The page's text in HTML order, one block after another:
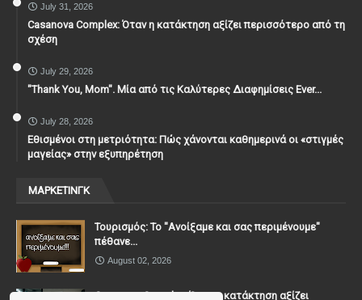
July 31, 2026
Casanova Complex: Όταν η κατάκτηση αξίζει περισσότερο από τη
σχέση
July 29, 2026
"Thank You, Mοm". Μία από τις Καλύτερες Διαφημίσεις Ever...
July 28, 2026
Εθισμένοι στη μετριότητα: Πώς χάνονται καθημερινά οι «στιγμές
μαγείας» στην εξυπηρέτηση
ΜΑΡΚΕΤΙΝΓΚ
Τουρισμός: Το "Ανοίξαμε και σας περιμένουμε"
πέθανε...
August 02, 2026
Casanova Complex: Όταν η κατάκτηση αξίζει